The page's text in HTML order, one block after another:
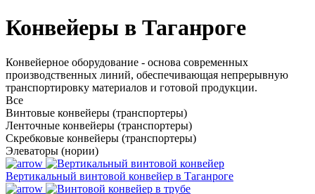
Конвейеры в Таганроге
Конвейерное оборудование - основа современных
производственных линий, обеспечивающая непрерывную
транспортировку материалов и готовой продукции.
Все
Винтовые конвейеры (транспортеры)
Ленточные конвейеры (транспортеры)
Скребковые конвейеры (транспортеры)
Элеваторы (нории)
Вертикальный винтовой конвейер в Таганроге